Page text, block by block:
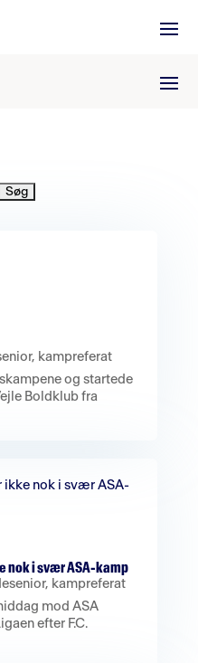
, kampreferat
og startede
Boldklub fra
nok i svær ASA-kamp
, kampreferat
mod ASA
efter F.C.